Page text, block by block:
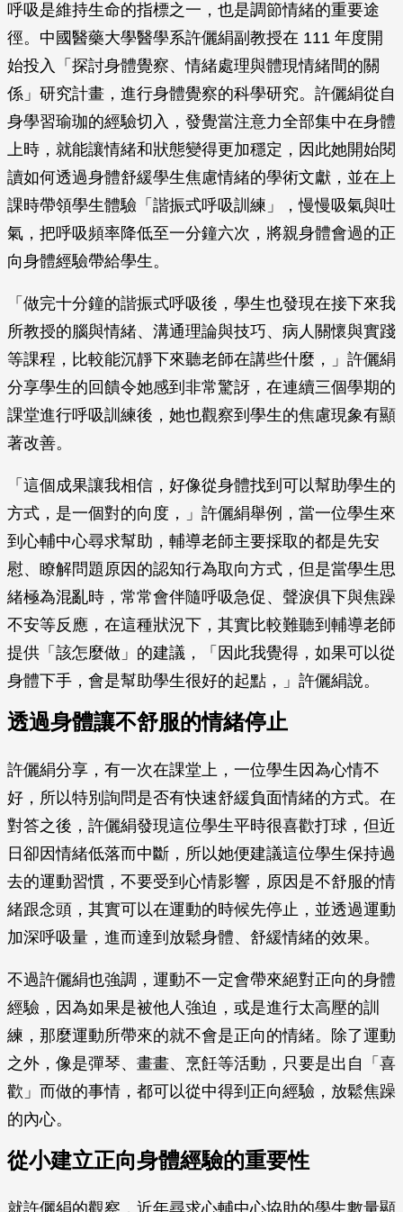
呼吸是維持生命的指標之一，也是調節情緒的重要途
徑。中國醫藥大學醫學系許儷絹副教授在 111 年度開
始投入「探討身體覺察、情緒處理與體現情緒間的關
係」研究計畫，進行身體覺察的科學研究。許儷絹從自
身學習瑜珈的經驗切入，發覺當注意力全部集中在身體
上時，就能讓情緒和狀態變得更加穩定，因此她開始閱
讀如何透過身體舒緩學生焦慮情緒的學術文獻，並在上
課時帶領學生體驗「諧振式呼吸訓練」，慢慢吸氣與吐
氣，把呼吸頻率降低至一分鐘六次，將親身體會過的正
向身體經驗帶給學生。
「做完十分鐘的諧振式呼吸後，學生也發現在接下來我
所教授的腦與情緒、溝通理論與技巧、病人關懷與實踐
等課程，比較能沉靜下來聽老師在講些什麼，」許儷絹
分享學生的回饋令她感到非常驚訝，在連續三個學期的
課堂進行呼吸訓練後，她也觀察到學生的焦慮現象有顯
著改善。
「這個成果讓我相信，好像從身體找到可以幫助學生的
方式，是一個對的向度，」許儷絹舉例，當一位學生來
到心輔中心尋求幫助，輔導老師主要採取的都是先安
慰、瞭解問題原因的認知行為取向方式，但是當學生思
緒極為混亂時，常常會伴隨呼吸急促、聲淚俱下與焦躁
不安等反應，在這種狀況下，其實比較難聽到輔導老師
提供「該怎麼做」的建議，「因此我覺得，如果可以從
身體下手，會是幫助學生很好的起點，」許儷絹說。
透過身體讓不舒服的情緒停止
許儷絹分享，有一次在課堂上，一位學生因為心情不
好，所以特別詢問是否有快速舒緩負面情緒的方式。在
對答之後，許儷絹發現這位學生平時很喜歡打球，但近
日卻因情緒低落而中斷，所以她便建議這位學生保持過
去的運動習慣，不要受到心情影響，原因是不舒服的情
緒跟念頭，其實可以在運動的時候先停止，並透過運動
加深呼吸量，進而達到放鬆身體、舒緩情緒的效果。
不過許儷絹也強調，運動不一定會帶來絕對正向的身體
經驗，因為如果是被他人強迫，或是進行太高壓的訓
練，那麼運動所帶來的就不會是正向的情緒。除了運動
之外，像是彈琴、畫畫、烹飪等活動，只要是出自「喜
歡」而做的事情，都可以從中得到正向經驗，放鬆焦躁
的內心。
從小建立正向身體經驗的重要性